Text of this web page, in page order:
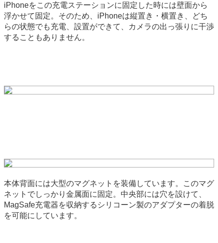
iPhoneをこの充電ステーションに固定した時には壁面から
浮かせて固定。そのため、iPhoneは縦置き・横置き、どち
らの状態でも充電、設置ができて、カメラの出っ張りに干渉
することもありません。
本体背面には大型のマグネットを装備しています。このマグ
ネットでしっかり金属面に固定。中央部には穴を設けて、
MagSafe充電器を収納するシリコーン製のアダプターの着脱
を可能にしています。